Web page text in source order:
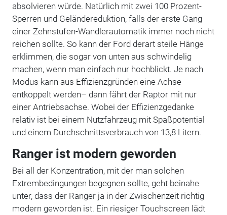
absolvieren würde. Natürlich mit zwei 100 Prozent-
Sperren und Geländereduktion, falls der erste Gang
einer Zehnstufen-Wandlerautomatik immer noch nicht
reichen sollte. So kann der Ford derart steile Hänge
erklimmen, die sogar von unten aus schwindelig
machen, wenn man einfach nur hochblickt. Je nach
Modus kann aus Effizienzgründen eine Achse
entkoppelt werden– dann fährt der Raptor mit nur
einer Antriebsachse. Wobei der Effizienzgedanke
relativ ist bei einem Nutzfahrzeug mit Spaßpotential
und einem Durchschnittsverbrauch von 13,8 Litern.
Ranger ist modern geworden
Bei all der Konzentration, mit der man solchen
Extrembedingungen begegnen sollte, geht beinahe
unter, dass der Ranger ja in der Zwischenzeit richtig
modern geworden ist. Ein riesiger Touchscreen lädt